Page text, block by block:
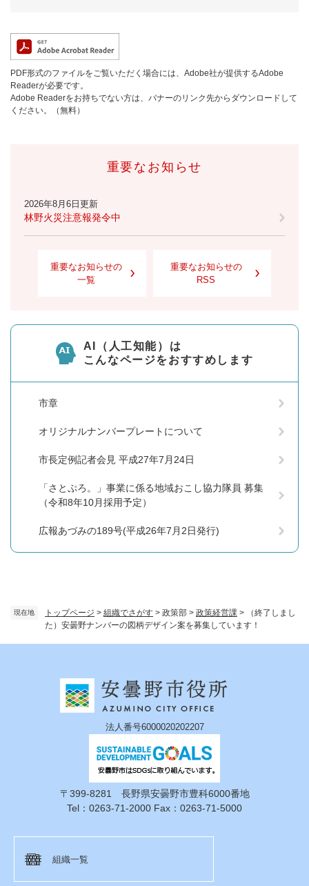
現在地 トップページ > 組織でさがす > 政策部 > 政策経営課 >
（終了しまし
た）安曇野ナンバーの図柄デザイン案を募集しています！
PDF形式のファイルをご覧いただく場合には、Adobe社が提供するAdobe
Readerが必要です。
Adobe Readerをお持ちでない方は、バナーのリンク先からダウンロードして
ください。（無料）
重要なお知らせ
2026年8月6日更新
林野火災注意報発令中
重要なお知らせの
一覧
重要なお知らせの
RSS
AI（人工知能）は
こんなページをおすすめします
市章
オリジナルナンバープレートについて
市長定例記者会見 平成27年7月24日
「さとぷろ。」事業に係る地域おこし協力隊員 募集
（令和8年10月採用予定）
広報あづみの189号(平成26年7月2日発行)
法人番号6000020202207
〒399-8281 長野県安曇野市豊科6000番地
Tel：0263-71-2000 Fax：0263-71-5000
組織一覧